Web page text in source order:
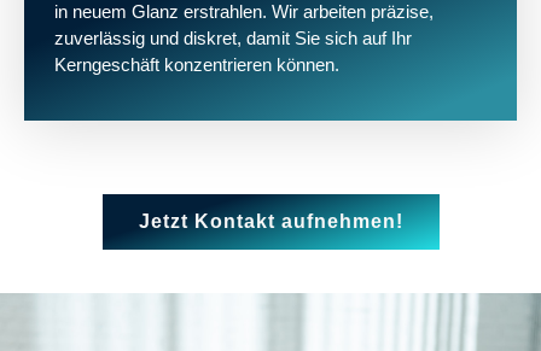
in neuem Glanz erstrahlen. Wir arbeiten präzise,
zuverlässig und diskret, damit Sie sich auf Ihr
Kerngeschäft konzentrieren können.
Jetzt Kontakt aufnehmen!